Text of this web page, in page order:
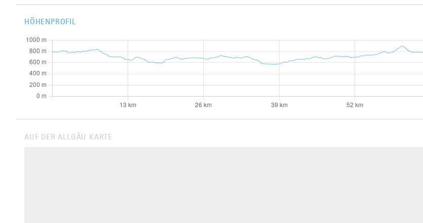
HÖHENPROFIL
AUF DER ALLGÄU KARTE